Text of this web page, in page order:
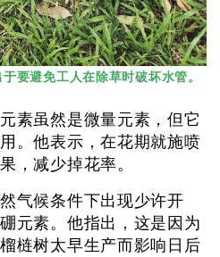
要避免工人在除草时破坏水管。
素虽然是微量元素，但它
。他表示，在花期就施喷
，减少掉花率。
气候条件下出现少许开
元素。他指出，这是因为
梿树太早生产而影响日后